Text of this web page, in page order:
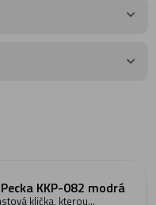
KKP-082 modrá
klička, kterou